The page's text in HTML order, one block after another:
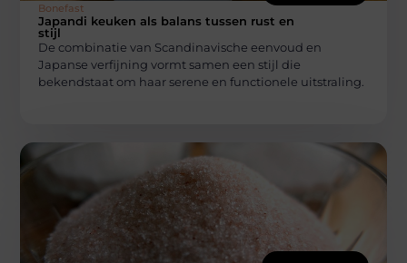
Bonefast
Japandi keuken als balans tussen rust en
stijl
De combinatie van Scandinavische eenvoud en
Japanse verfijning vormt samen een stijl die
bekendstaat om haar serene en functionele uitstraling.